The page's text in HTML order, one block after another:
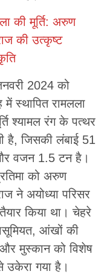
की मूर्ति: अरुण
की उत्कृष्ट
2024 को
में स्थापित रामलला
श्यामल रंग के पत्थर
है, जिसकी लंबाई 51
वजन 1.5 टन है।
को अरुण
ने अयोध्या परिसर
किया था। चेहरे
आंखों की
और मुस्कान को विशेष
गया है।